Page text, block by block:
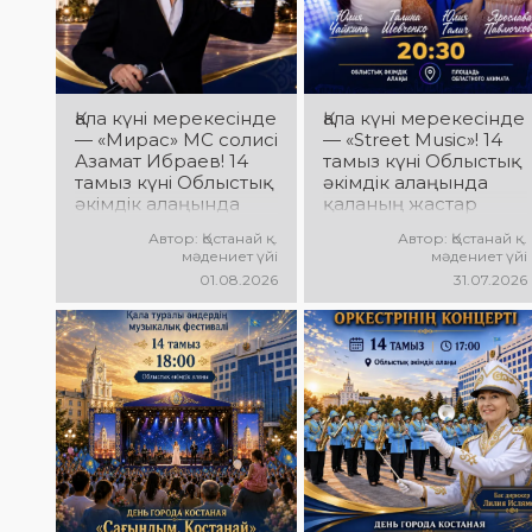
әндер, әсерлі билер
мен мерекелік көңіл
күй күтеді!
Қала күні мерекесінде
— «Мирас» МС солисі
Азамат Ибраев! 14
тамыз күні Облыстық
әкімдік алаңында
концерттік
бағдарламасы өтеді!
Сіздерді сүйікті
әндер, жарқын
орындау, қуатты
энергия мен
көтеріңкі мерекелік
көңіл күй күтеді!
Автор: Қостанай қ.
мәдениет үйі
01.08.2026
Қала күні мерекесінде
— «Street Music»! 14
тамыз күні Облыстық
әкімдік алаңында
қаланың жастар
«Street Music»
бағдарламасы өтеді!
Сіздерді заманауи
музыка, жарқын
орындаулар, қуатты
энергия мен
көтеріңкі мерекелік
көңіл күй күтеді!
Автор: Қостанай қ.
мәдениет үйі
31.07.2026